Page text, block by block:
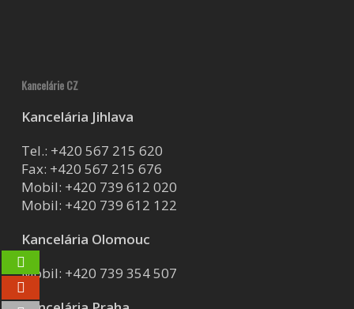
Kancelárie CZ
Kancelária Jihlava
Tel.: +420 567 215 620
Fax: +420 567 215 676
Mobil: +420 739 612 020
Mobil: +420 739 612 122
Kancelária Olomouc
Mobil: +420 739 354 507